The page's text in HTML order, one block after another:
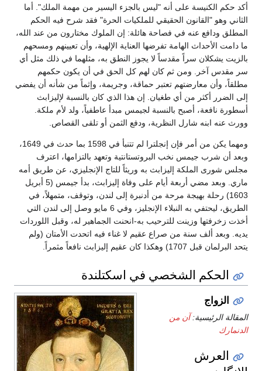
أكد حكم الكنيسة على أنه "ليس بالجزء اليسير من مهمة الملك". أما
الثاني وهو "القانون الحقيقي للملكيات الحرة" فقد شرح فيه الحكم
المطلق ودافع عنه في فصاحة هائلة: إن الملوك مختارون من عند الله،
ما دامت الأحداث الهامة تفرضها العناية الإلهية، وأن تعيينهم ومسحهم
بالزيت يشكلان سراً مقدساً لا يجوز النطق به، مثلهما في ذلك مثل أي
سر مقدس آخر. ومن ثم كان لهم كل الحق في أن يكون حكمهم
مطلقاً، وأن معارضتهم تعتبر حماقة، وجريمة، وإثماً من شأنه أن يفضي
إلى الضرر أكثر من أي طغيان. إن هذا الذي كان بالنسبة لإليزابث
أسطورة نافعة، أصبح بالنسبة لجيمس مبدأ عاطفياً، ولد لأم ملكة.
وورث عنه ابنه شارل النظرية، ودفع الثمن أو تلقى القصاص.
ومهما يكن من أمر فإن إنجلترا لم تتنبأ في 1598 بما حدث في 1649،
وبعد أن شرب جيمس نخب البروتستانتية وتعهد بالتزامها، اعترف
مجلس شورى الملكة إليزابث به وريثاً للتاج الإنجليزي، عن طريق أمه
ماري. وبعد مضي أربعة أيام على وفاة إليزابث، بدأ جيمس (5 أبريل
1603) رحلة بهيجة مرحة من أدنبرة إلى لندن، وتوقف، متمهلاً، في
الطريق، ليحتفي به النبلاء الإنجليز، وفي 6 مايو وصل إلى لندن التي
أخذت زخرفتها وزينت للترحيب به-انحنت الجماهير له، وقبل اللوردات
يديه. وبعد ألف سنة من صراع عقيم لا غناء فيه اتحدت الأمتان (ولم
يتحد البرلمان قبل 1707) وهكذا كان عقيم إليزابث نافعاً مثمراً.
الحكم الشخصي في اسكتلندة
الزواج
المقالة الرئيسية:آن من
الدنمارك
العرش